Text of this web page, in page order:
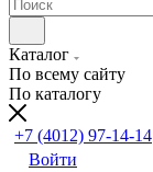
Каталог
По всему сайту
По каталогу
+7 (4012) 97-14-14
Войти